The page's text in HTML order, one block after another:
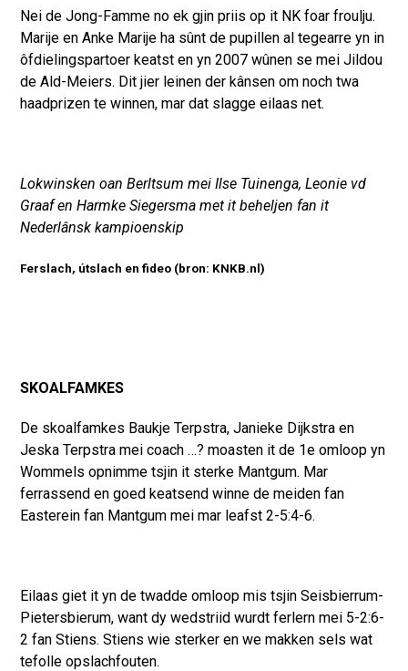
Nei de Jong-Famme no ek gjin priis op it NK foar froulju.
Marije en Anke Marije ha sûnt de pupillen al tegearre yn in
ôfdielingspartoer keatst en yn 2007 wûnen se mei Jildou
de Ald-Meiers. Dit jier leinen der kânsen om noch twa
haadprizen te winnen, mar dat slagge eilaas net.
Lokwinsken oan Berltsum mei Ilse Tuinenga, Leonie vd
Graaf en Harmke Siegersma met it beheljen fan it
Nederlânsk kampioenskip
Ferslach, útslach en fideo (bron: KNKB.nl)
SKOALFAMKES
De skoalfamkes Baukje Terpstra, Janieke Dijkstra en
Jeska Terpstra mei coach …? moasten it de 1e omloop yn
Wommels opnimme tsjin it sterke Mantgum. Mar
ferrassend en goed keatsend winne de meiden fan
Easterein fan Mantgum mei mar leafst 2-5:4-6.
Eilaas giet it yn de twadde omloop mis tsjin Seisbierrum-
Pietersbierum, want dy wedstriid wurdt ferlern mei 5-2:6-
2 fan Stiens. Stiens wie sterker en we makken sels wat
tefolle opslachfouten.